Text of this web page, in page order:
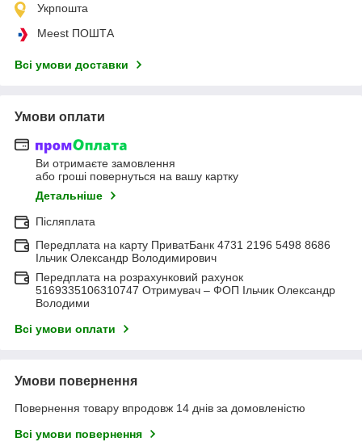
Укрпошта
Meest ПОШТА
Всі умови доставки
Умови оплати
Ви отримаєте замовлення
або гроші повернуться на вашу картку
Детальніше
Післяплата
Передплата на карту ПриватБанк 4731 2196 5498 8686
Ільчик Олександр Володимирович
Передплата на розрахунковий рахунок
5169335106310747 Отримувач – ФОП Ільчик Олександр
Володими
Всі умови оплати
Умови повернення
Повернення товару впродовж 14 днів за домовленістю
Всі умови повернення